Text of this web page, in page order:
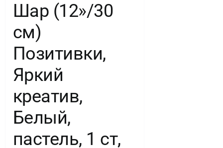
Шар (12»/30
см)
Позитивки,
Яркий
креатив,
Белый,
пастель, 1 ст,